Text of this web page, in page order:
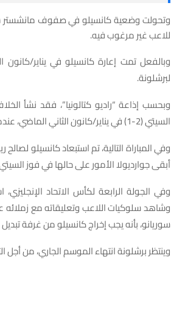
وتحولت وضعية كانسيلو في صفوف مانشستر
للاعب غير مرغوب فيه.
وبالفعل تمت إعارة كانسيلو في يناير/
لبرشلونة.
وبحسب إذاعة “راديو كتالونيا”، فقد نشأ
السيتي (2-1) في يناير/كانون الثاني الماضي، عندما رأى المدرب الإسباني شيئا لم يعجبه من لاعبه البرتغالي.
أبقى جوارديولا الأمور على حالها في فوز السيتي (3-0) على وولفرهامبتون في المباراة
وفي الجولة الرابعة لكأس الاتحاد
وشاهد سلوكيات اللاعب وتعليقاته مع زملائه
سوريانو، بأنه يجب إخراج كانسيلو من غرفة
وينتظر برشلونة انتهاء الموسم الجاري، من